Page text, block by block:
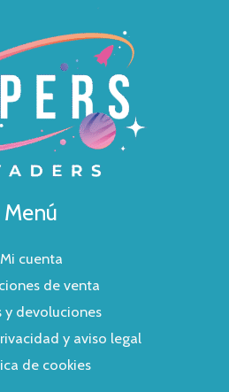
Menú
Mi cuenta
de venta
y devoluciones
y aviso legal
de cookies